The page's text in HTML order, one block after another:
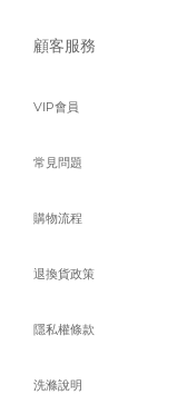
顧客服務
VIP會員
常見問題
購物流程
退換貨政策
隱私權條款
洗滌說明